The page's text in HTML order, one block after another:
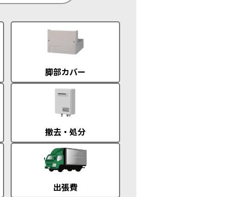
脚部カバー
撤去・処分
出張費